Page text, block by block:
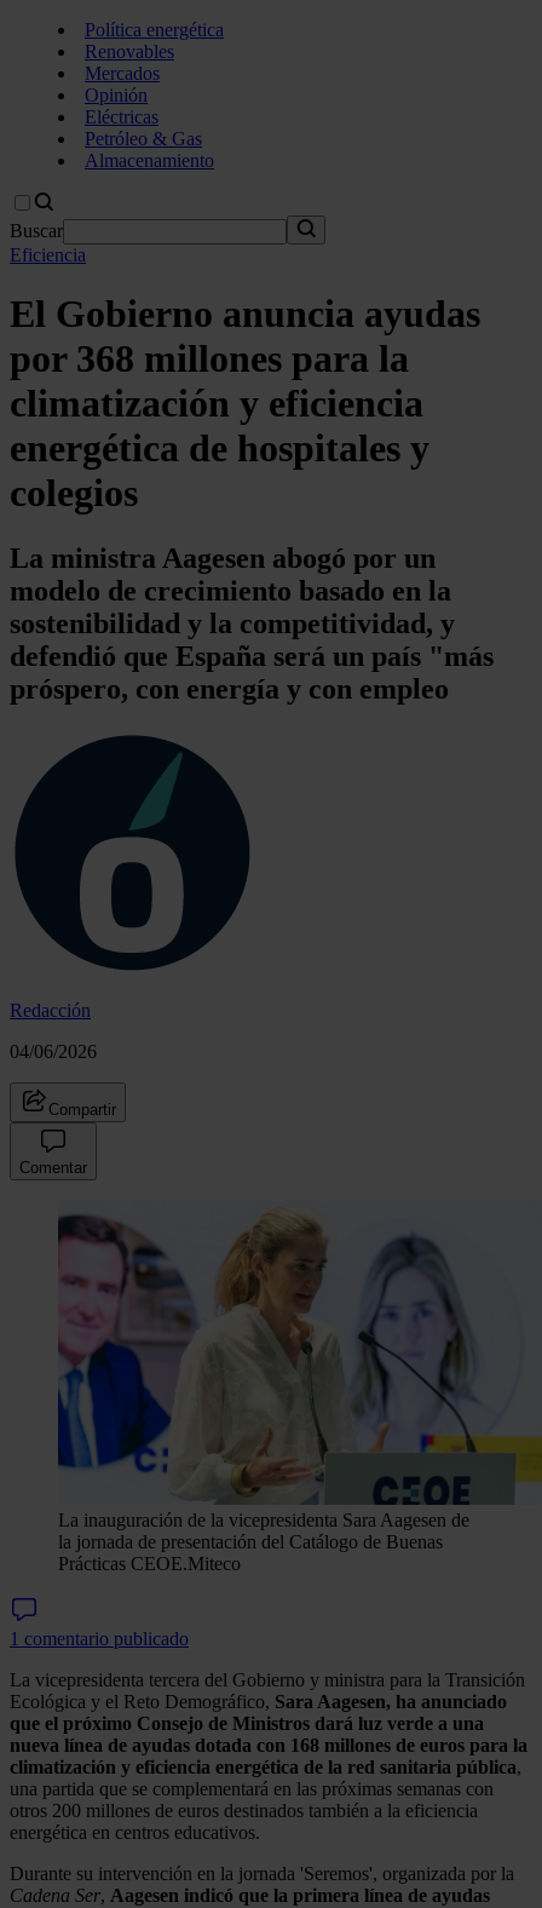
Política energética
Renovables
Mercados
Opinión
Eléctricas
Petróleo & Gas
Almacenamiento
Buscar
Eficiencia
El Gobierno anuncia ayudas
por 368 millones para la
climatización y eficiencia
energética de hospitales y
colegios
La ministra Aagesen abogó por un
modelo de crecimiento basado en la
sostenibilidad y la competitividad, y
defendió que España será un país "más
próspero, con energía y con empleo
Redacción
04/06/2026
Compartir
Comentar
La inauguración de la vicepresidenta Sara Aagesen de
la jornada de presentación del Catálogo de Buenas
Prácticas CEOE.Miteco
1 comentario publicado
La vicepresidenta tercera del Gobierno y ministra para la Transición
Ecológica y el Reto Demográfico, Sara Aagesen, ha anunciado
que el próximo Consejo de Ministros dará luz verde a una
nueva línea de ayudas dotada con 168 millones de euros para la
climatización y eficiencia energética de la red sanitaria pública,
una partida que se complementará en las próximas semanas con
otros 200 millones de euros destinados también a la eficiencia
energética en centros educativos.
Durante su intervención en la jornada 'Seremos', organizada por la
Cadena Ser, Aagesen indicó que la primera línea de ayudas